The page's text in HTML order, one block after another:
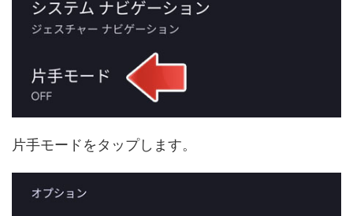
片手モードをタップします。